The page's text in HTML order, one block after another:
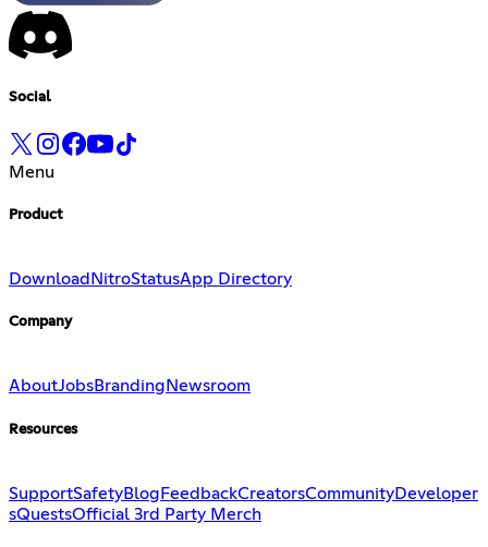
Social
Menu
Product
Download NitroStatusApp Directory
Company
AboutJobsBranding Newsroom
Resources
SupportSafetyBlog FeedbackCreatorsCommunityDeveloper
sQuestsOfficial 3rd Party Merch